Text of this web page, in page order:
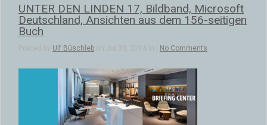
UNTER DEN LINDEN 17, Bildband, Microsoft
Deutschland, Ansichten aus dem 156-seitigen
Buch
Posted by Ulf Büschleb on Jul 30, 2014 in | No Comments